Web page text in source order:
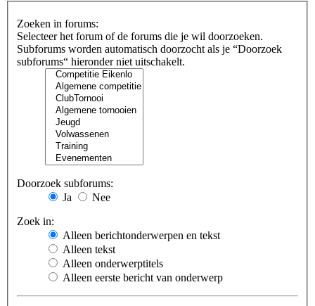
Zoeken in forums:
Selecteer het forum of de forums die je wil doorzoeken.
Subforums worden automatisch doorzocht als je “Doorzoek
subforums“ hieronder niet uitschakelt.
Doorzoek subforums:
Ja
Nee
Zoek in:
Alleen berichtonderwerpen en tekst
Alleen tekst
Alleen onderwerptitels
Alleen eerste bericht van onderwerp